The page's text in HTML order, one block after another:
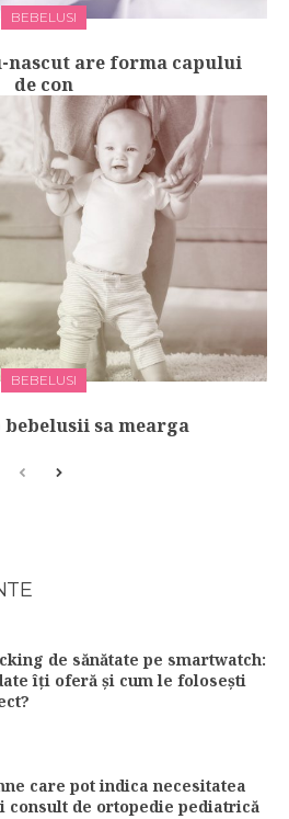
BEBELUSI
nascut are forma capului
de con
BEBELUSI
bebelusii sa mearga
de sănătate pe smartwatch:
îți oferă și cum le folosești
care pot indica necesitatea
consult de ortopedie pediatrică